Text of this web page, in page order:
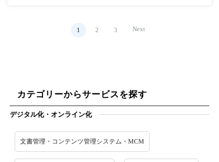
1 2 3 Next
カテゴリーからサービスを探す
デジタル化・オンライン化
文書管理・コンテンツ管理システム・MCM